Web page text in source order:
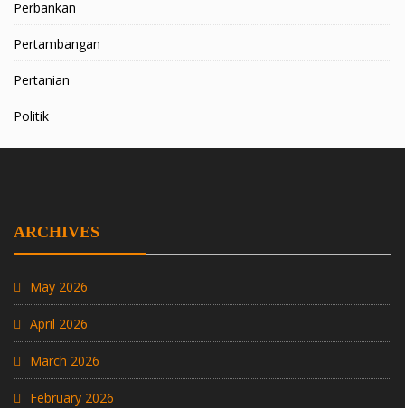
Perbankan
Pertambangan
Pertanian
Politik
ARCHIVES
May 2026
April 2026
March 2026
February 2026